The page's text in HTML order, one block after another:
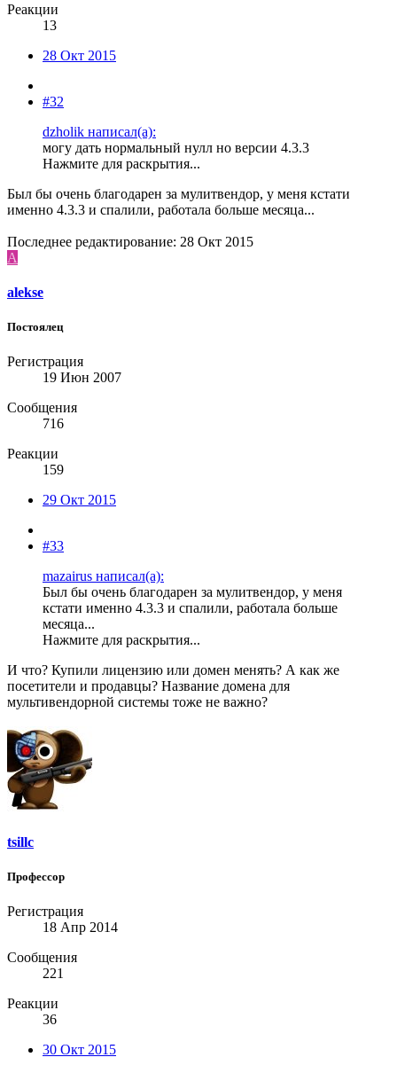
Реакции
13
28 Окт 2015
#32
dzholik написал(а):
могу дать нормальный нулл но версии 4.3.3
Нажмите для раскрытия...
Был бы очень благодарен за мулитвендор, у меня кстати
именно 4.3.3 и спалили, работала больше месяца...
Последнее редактирование: 28 Окт 2015
A
alekse
Постоялец
Регистрация
19 Июн 2007
Сообщения
716
Реакции
159
29 Окт 2015
#33
mazairus написал(а):
Был бы очень благодарен за мулитвендор, у меня
кстати именно 4.3.3 и спалили, работала больше
месяца...
Нажмите для раскрытия...
И что? Купили лицензию или домен менять? А как же
посетители и продавцы? Название домена для
мультивендорной системы тоже не важно?
tsillc
Профессор
Регистрация
18 Апр 2014
Сообщения
221
Реакции
36
30 Окт 2015